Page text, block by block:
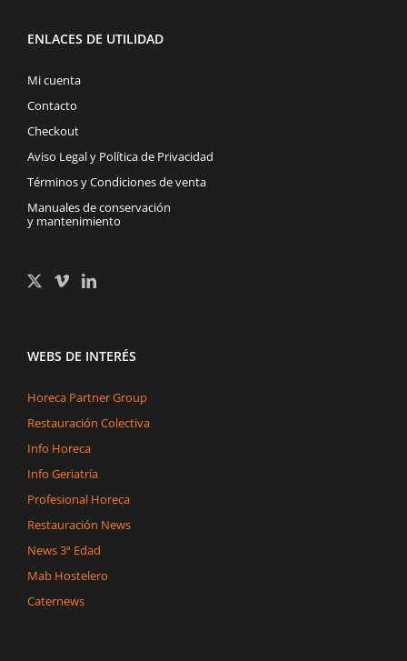
ENLACES DE UTILIDAD
Mi cuenta
Contacto
Checkout
Aviso Legal y Política de Privacidad
Términos y Condiciones de venta
Manuales de conservación
y mantenimiento
WEBS DE INTERÉS
Horeca Partner Group
Restauración Colectiva
Info Horeca
Info Geriatría
Profesional Horeca
Restauración News
News 3ª Edad
Mab Hostelero
Caternews